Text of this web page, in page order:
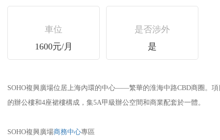
車位
1600元/月
是否涉外
是
SOHO複興廣場位居上海內環的中心——繁華的淮海中路CBD商圈。
的辦公樓和4座裙樓構成，集5A甲級辦公空間和商業配套於一體。
SOHO複興廣場商務中心專區